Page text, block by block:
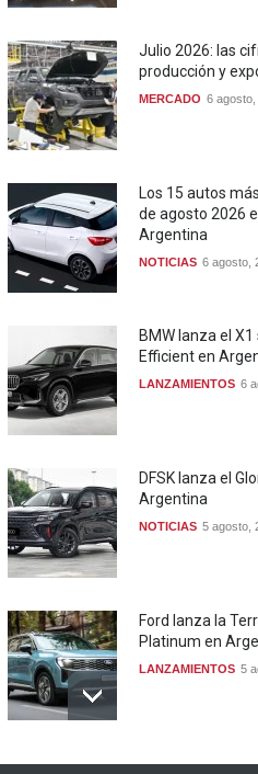
Julio 2026: las
producción y
MERCADO 6 agosto,
Los 15 autos
de agosto 2026
Argentina
NOTICIAS 6 agosto,
BMW lanza el X1
Efficient en
LANZAMIENTOS 6
DFSK lanza el
Argentina
NOTICIAS 5 agosto,
Ford lanza la
Platinum en
LANZAMIENTOS 5